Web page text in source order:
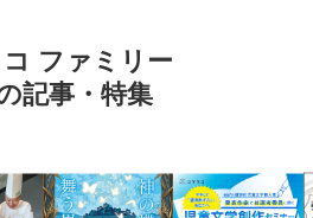
ファミリー
記事・特集